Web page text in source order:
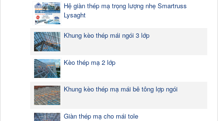
Hệ giàn thép mạ trọng lượng nhẹ Smartruss
Lysaght
Khung kèo thép mái ngói 3 lớp
Kèo thép mạ 2 lớp
Khung kèo thép mạ mái bê tông lợp ngói
Giàn thép mạ cho mái tole